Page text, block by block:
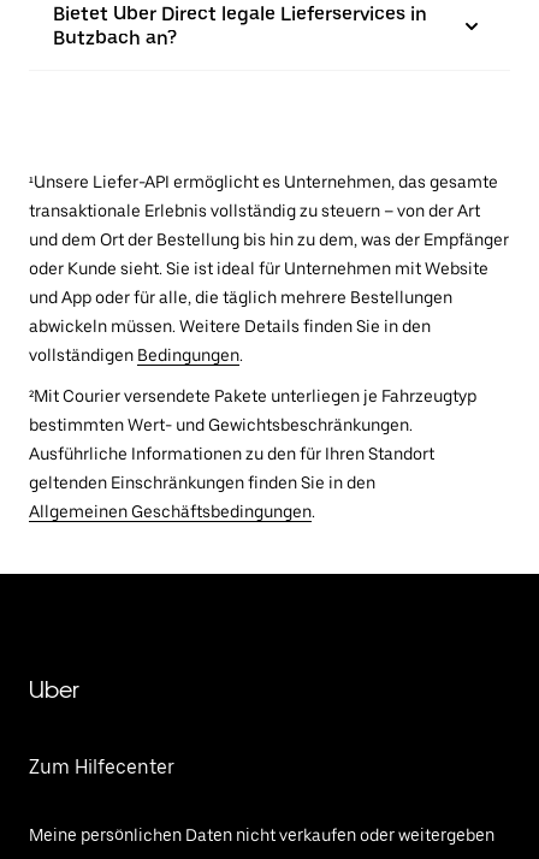
Bietet Uber Direct legale Lieferservices in
Butzbach an?
¹Unsere Liefer-API ermöglicht es Unternehmen, das gesamte
transaktionale Erlebnis vollständig zu steuern – von der Art
und dem Ort der Bestellung bis hin zu dem, was der Empfänger
oder Kunde sieht. Sie ist ideal für Unternehmen mit Website
und App oder für alle, die täglich mehrere Bestellungen
abwickeln müssen. Weitere Details finden Sie in den
vollständigen Bedingungen.
²Mit Courier versendete Pakete unterliegen je Fahrzeugtyp
bestimmten Wert- und Gewichtsbeschränkungen.
Ausführliche Informationen zu den für Ihren Standort
geltenden Einschränkungen finden Sie in den
Allgemeinen Geschäftsbedingungen.
Uber
Zum Hilfecenter
Meine persönlichen Daten nicht verkaufen oder weitergeben